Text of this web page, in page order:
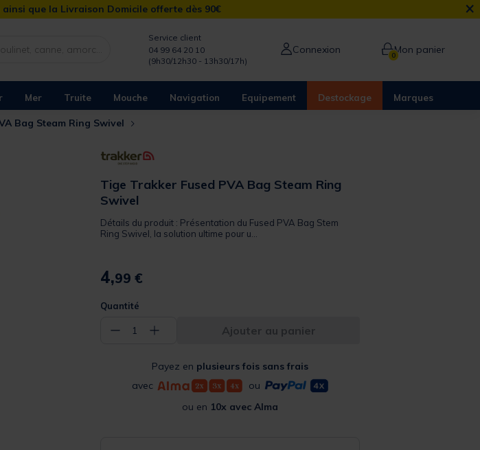
que la Livraison Domicile offerte dès 90€ ×
Service client
04 99 64 20 10
(9h30/12h30 - 13h30/17h)
Connexion 0Mon panier
Mer Truite Mouche Navigation Equipement Destockage Marques
Bag Steam Ring Swivel
Tige Trakker Fused PVA Bag Steam Ring
Swivel
Détails du produit : Présentation du Fused PVA Bag Stem
Ring Swivel, la solution ultime pour u...
4,99 €
Quantité
− 1 + Ajouter au panier
Payez en plusieurs fois sans frais
avec
ou
ou en 10x avec Alma